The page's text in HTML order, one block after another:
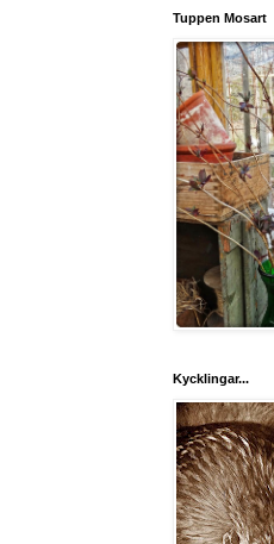
Tuppen Mosart
Kycklingar...